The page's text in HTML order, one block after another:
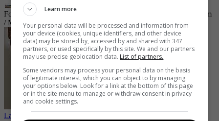
Foto: Instagram @karelyruiz
Captura de pantalla / Instagram
/ Montaje
Las cinco fotos más seductoras de Ninel Conde por las que la
Learn more
Your personal data will be processed and information from
your device (cookies, unique identifiers, and other device
data) may be stored by, accessed by and shared with 347
partners, or used specifically by this site. We and our partners
may use precise geolocation data. List of partners.
Some vendors may process your personal data on the basis
of legitimate interest, which you can object to by managing
your options below. Look for a link at the bottom of this page
or in the site menu to manage or withdraw consent in privacy
and cookie settings.